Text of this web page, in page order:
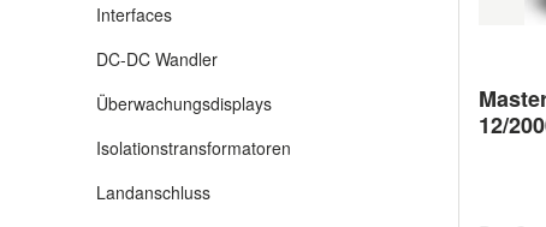
Interfaces
DC-DC Wandler
Überwachungsdisplays
Isolationstransformatoren
Landanschluss
12/